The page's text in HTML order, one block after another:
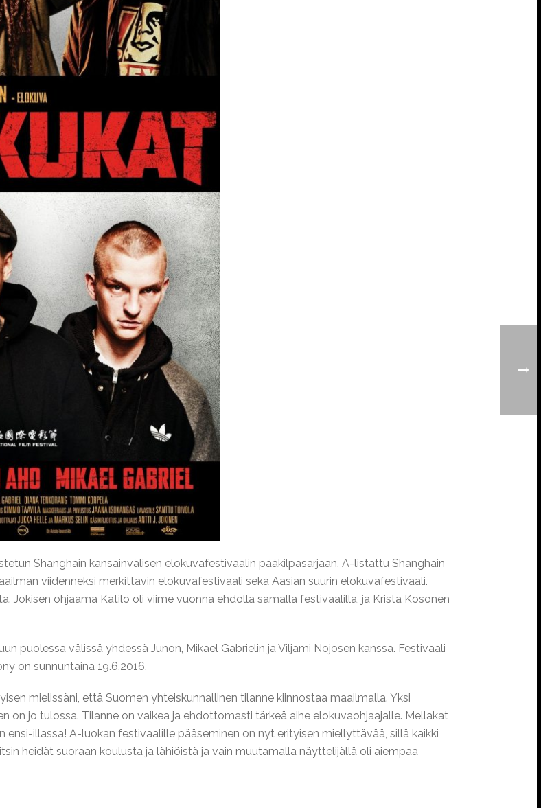
Shanghain kansainvälisen elokuvafestivaalin pääkilpasarjaan. A-listattu Shanghain
viidenneksi merkittävin elokuvafestivaali sekä Aasian suurin elokuvafestivaali.
Jokisen ohjaama Kätilö oli viime vuonna ehdolla samalla festivaalilla, ja Krista Kosonen
puolessa välissä yhdessä Junon, Mikael Gabrielin ja Viljami Nojosen kanssa. Festivaali
on sunnuntaina 19.6.2016.
mielissäni, että Suomen yhteiskunnallinen tilanne kiinnostaa maailmalla. Yksi
jo tulossa. Tilanne on vaikea ja ehdottomasti tärkeä aihe elokuvaohjaajalle. Mellakat
illassa! A-luokan festivaalille pääseminen on nyt erityisen miellyttävää, sillä kaikki
heidät suoraan koulusta ja lähiöistä ja vain muutamalla näyttelijällä oli aiempaa